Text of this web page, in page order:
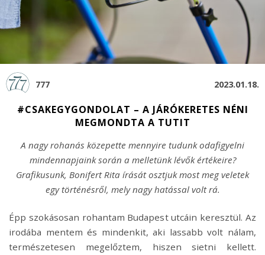
777 2023.01.18.
#CSAKEGYGONDOLAT – A JÁRÓKERETES NÉNI
MEGMONDTA A TUTIT
A nagy rohanás közepette mennyire tudunk odafigyelni
mindennapjaink során a melletünk lévők értékeire?
Grafikusunk, Bonifert Rita írását osztjuk most meg veletek
egy történésről, mely nagy hatással volt rá.
Épp szokásosan rohantam Budapest utcáin keresztül. Az
irodába mentem és mindenkit, aki lassabb volt nálam,
természetesen megelőztem, hiszen sietni kellett.